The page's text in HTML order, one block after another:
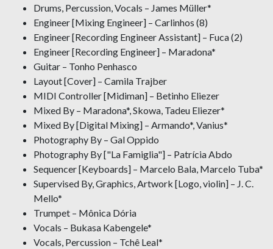
Drums, Percussion, Vocals – James Müller*
Engineer [Mixing Engineer] – Carlinhos (8)
Engineer [Recording Engineer Assistant] – Fuca (2)
Engineer [Recording Engineer] – Maradona*
Guitar – Tonho Penhasco
Layout [Cover] – Camila Trajber
MIDI Controller [Midiman] – Betinho Eliezer
Mixed By – Maradona*, Skowa, Tadeu Eliezer*
Mixed By [Digital Mixing] – Armando*, Vanius*
Photography By – Gal Oppido
Photography By ["La Famiglia"] – Patrícia Abdo
Sequencer [Keyboards] – Marcelo Bala, Marcelo Tuba*
Supervised By, Graphics, Artwork [Logo, violin] – J. C.
Mello*
Trumpet – Mônica Dória
Vocals – Bukasa Kabengele*
Vocals, Percussion – Tchê Leal*